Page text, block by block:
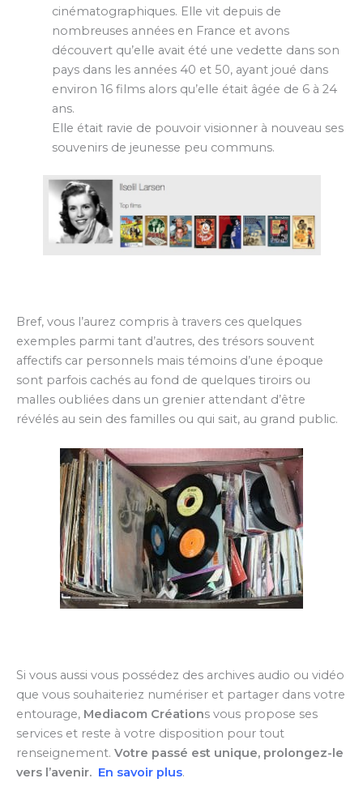
cinématographiques. Elle vit depuis de
nombreuses années en France et avons
découvert qu’elle avait été une vedette dans son
pays dans les années 40 et 50, ayant joué dans
environ 16 films alors qu’elle était âgée de 6 à 24
ans.
Elle était ravie de pouvoir visionner à nouveau ses
souvenirs de jeunesse peu communs.
Bref, vous l’aurez compris à travers ces quelques
exemples parmi tant d’autres, des trésors souvent
affectifs car personnels mais témoins d’une époque
sont parfois cachés au fond de quelques tiroirs ou
malles oubliées dans un grenier attendant d’être
révélés au sein des familles ou qui sait, au grand public.
Si vous aussi vous possédez des archives audio ou vidéo
que vous souhaiteriez numériser et partager dans votre
entourage, Mediacom Créations vous propose ses
services et reste à votre disposition pour tout
renseignement. Votre passé est unique, prolongez-le
vers l’avenir. En savoir plus.